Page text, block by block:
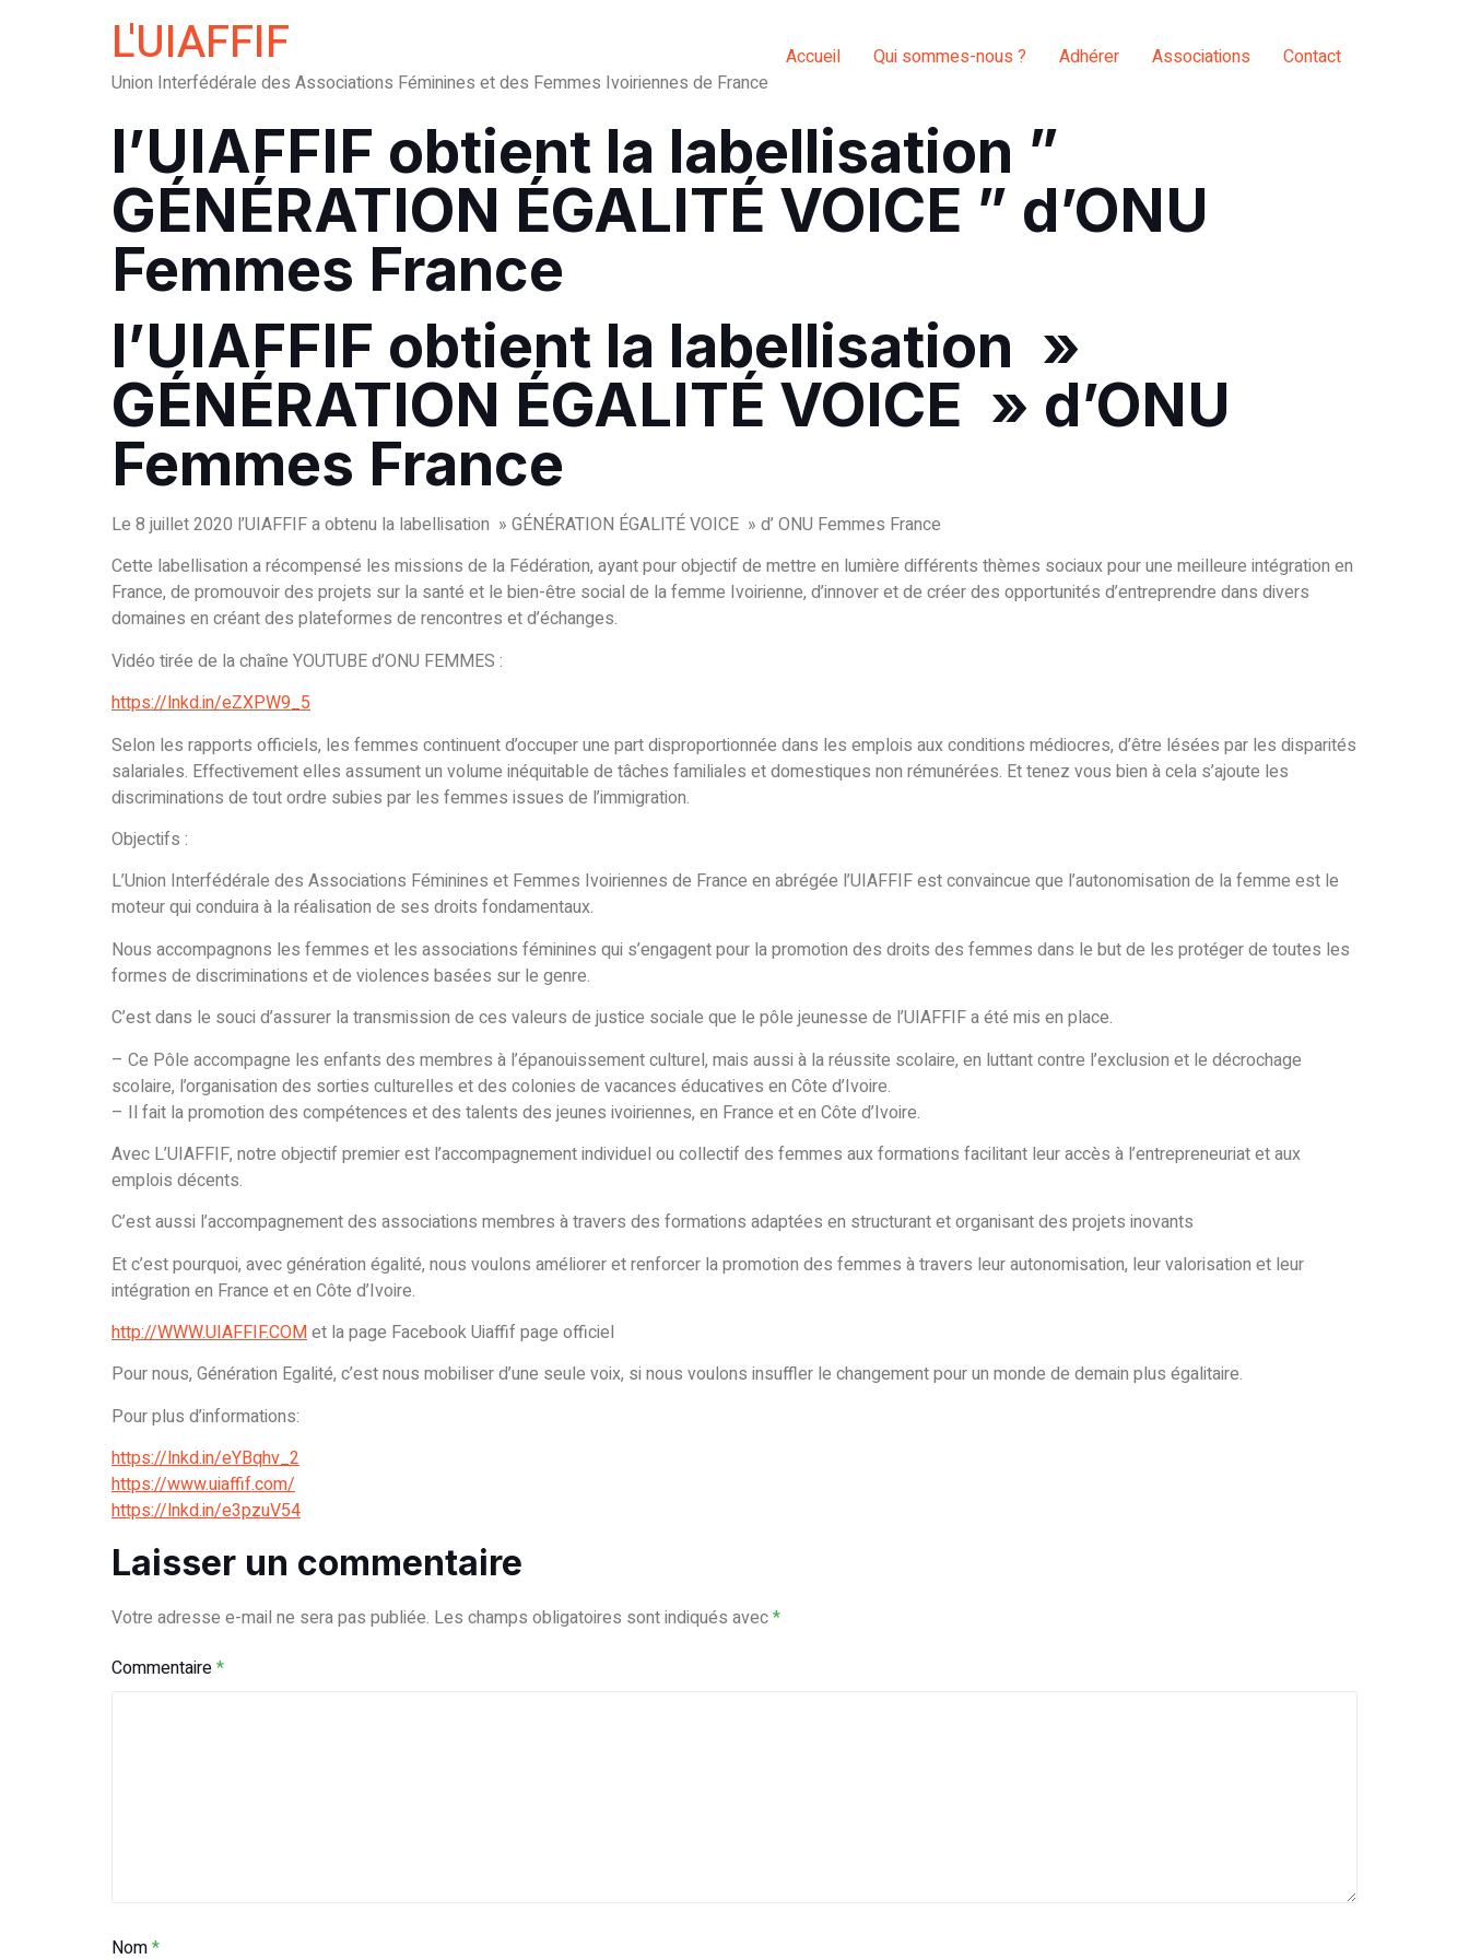
L'UIAFFIF
Union Interfédérale des Associations Féminines et des Femmes Ivoiriennes de France
Accueil Qui sommes-nous ? Adhérer Associations Contact
l’UIAFFIF obtient la labellisation ”
GÉNÉRATION ÉGALITÉ VOICE ” d’ONU
Femmes France
l’UIAFFIF obtient la labellisation »
GÉNÉRATION ÉGALITÉ VOICE » d’ONU
Femmes France
Le 8 juillet 2020 l’UIAFFIF a obtenu la labellisation » GÉNÉRATION ÉGALITÉ VOICE » d’ ONU Femmes France
Cette labellisation a récompensé les missions de la Fédération, ayant pour objectif de mettre en lumière différents thèmes sociaux pour une meilleure intégration en
France, de promouvoir des projets sur la santé et le bien-être social de la femme Ivoirienne, d’innover et de créer des opportunités d’entreprendre dans divers
domaines en créant des plateformes de rencontres et d’échanges.
Vidéo tirée de la chaîne YOUTUBE d’ONU FEMMES :
https://lnkd.in/eZXPW9_5
Selon les rapports officiels, les femmes continuent d’occuper une part disproportionnée dans les emplois aux conditions médiocres, d’être lésées par les disparités
salariales. Effectivement elles assument un volume inéquitable de tâches familiales et domestiques non rémunérées. Et tenez vous bien à cela s’ajoute les
discriminations de tout ordre subies par les femmes issues de l’immigration.
Objectifs :
L’Union Interfédérale des Associations Féminines et Femmes Ivoiriennes de France en abrégée l’UIAFFIF est convaincue que l’autonomisation de la femme est le
moteur qui conduira à la réalisation de ses droits fondamentaux.
Nous accompagnons les femmes et les associations féminines qui s’engagent pour la promotion des droits des femmes dans le but de les protéger de toutes les
formes de discriminations et de violences basées sur le genre.
C’est dans le souci d’assurer la transmission de ces valeurs de justice sociale que le pôle jeunesse de l’UIAFFIF a été mis en place.
– Ce Pôle accompagne les enfants des membres à l’épanouissement culturel, mais aussi à la réussite scolaire, en luttant contre l’exclusion et le décrochage
scolaire, l’organisation des sorties culturelles et des colonies de vacances éducatives en Côte d’Ivoire.
– Il fait la promotion des compétences et des talents des jeunes ivoiriennes, en France et en Côte d’Ivoire.
Avec L’UIAFFIF, notre objectif premier est l’accompagnement individuel ou collectif des femmes aux formations facilitant leur accès à l’entrepreneuriat et aux
emplois décents.
C’est aussi l’accompagnement des associations membres à travers des formations adaptées en structurant et organisant des projets inovants
Et c’est pourquoi, avec génération égalité, nous voulons améliorer et renforcer la promotion des femmes à travers leur autonomisation, leur valorisation et leur
intégration en France et en Côte d’Ivoire.
http://WWW.UIAFFIF.COMet la page Facebook Uiaffif page officiel
Pour nous, Génération Egalité, c’est nous mobiliser d’une seule voix, si nous voulons insuffler le changement pour un monde de demain plus égalitaire.
Pour plus d’informations:
https://lnkd.in/eYBqhv_2
https://www.uiaffif.com/
https://lnkd.in/e3pzuV54
Laisser un commentaire
Votre adresse e-mail ne sera pas publiée. Les champs obligatoires sont indiqués avec*
Commentaire*
Nom*